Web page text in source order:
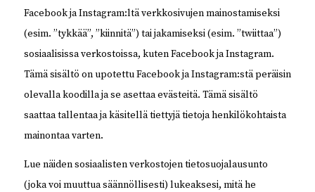
Facebook ja Instagram:ltä verkkosivujen mainostamiseksi
(esim. ”tykkää”, ”kiinnitä”) tai jakamiseksi (esim. ”twiittaa”)
sosiaalisissa verkostoissa, kuten Facebook ja Instagram.
Tämä sisältö on upotettu Facebook ja Instagram:stä peräisin
olevalla koodilla ja se asettaa evästeitä. Tämä sisältö
saattaa tallentaa ja käsitellä tiettyjä tietoja henkilökohtaista
mainontaa varten.
Lue näiden sosiaalisten verkostojen tietosuojalausunto
(joka voi muuttua säännöllisesti) lukeaksesi, mitä he